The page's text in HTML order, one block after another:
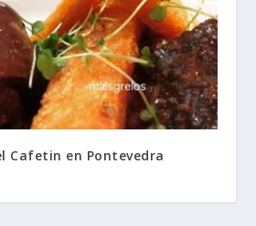
Cafetin en Pontevedra